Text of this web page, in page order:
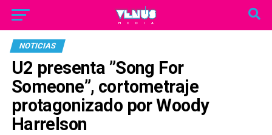
NOTICIAS
U2 presenta ”Song For
Someone”, cortometraje
protagonizado por Woody
Harrelson